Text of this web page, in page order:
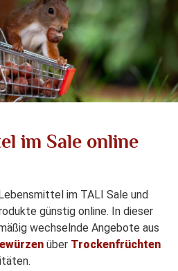
im Sale online
im TALI Sale und
günstig online. In dieser
wechselnde Angebote aus
über Trockenfrüchten